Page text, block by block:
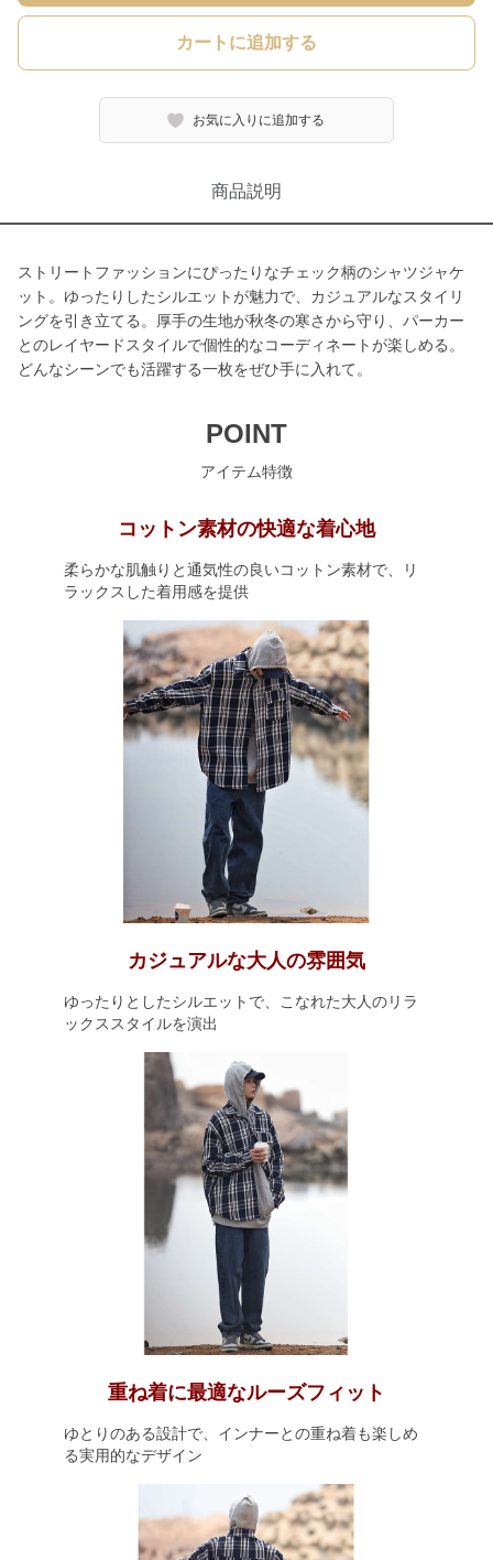
カートに追加する
お気に入りに追加する
商品説明
ストリートファッションにぴったりなチェック柄のシャツジャケ
ット。ゆったりしたシルエットが魅力で、カジュアルなスタイリ
ングを引き立てる。厚手の生地が秋冬の寒さから守り、パーカー
とのレイヤードスタイルで個性的なコーディネートが楽しめる。
どんなシーンでも活躍する一枚をぜひ手に入れて。
POINT
アイテム特徴
コットン素材の快適な着心地
柔らかな肌触りと通気性の良いコットン素材で、リ
ラックスした着用感を提供
カジュアルな大人の雰囲気
ゆったりとしたシルエットで、こなれた大人のリラ
ックススタイルを演出
重ね着に最適なルーズフィット
ゆとりのある設計で、インナーとの重ね着も楽しめ
る実用的なデザイン